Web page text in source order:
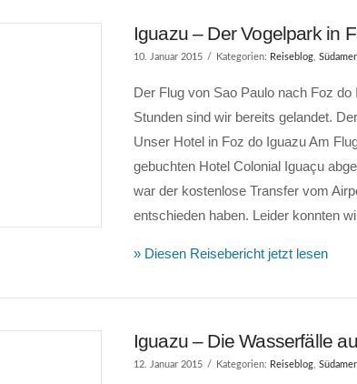
Iguazu – Der Vogelpark in
10. Januar 2015 Kategorien: Reiseblog,
Der Flug von Sao Paulo nach Foz
Stunden sind wir bereits gelandet.
Unser Hotel in Foz do Iguazu Am
gebuchten Hotel Colonial Iguaçu
war der kostenlose Transfer vom
entschieden haben. Leider konnten
» Diesen Reisebericht jetzt lesen
Iguazu – Die Wasserfälle
12. Januar 2015 Kategorien: Reiseblog,